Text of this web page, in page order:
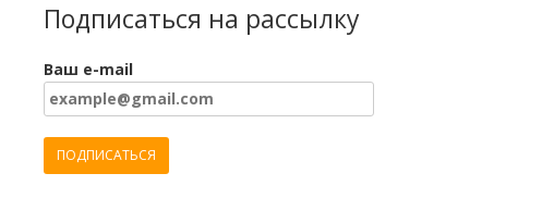
Подписаться на рассылку
Ваш e-mail